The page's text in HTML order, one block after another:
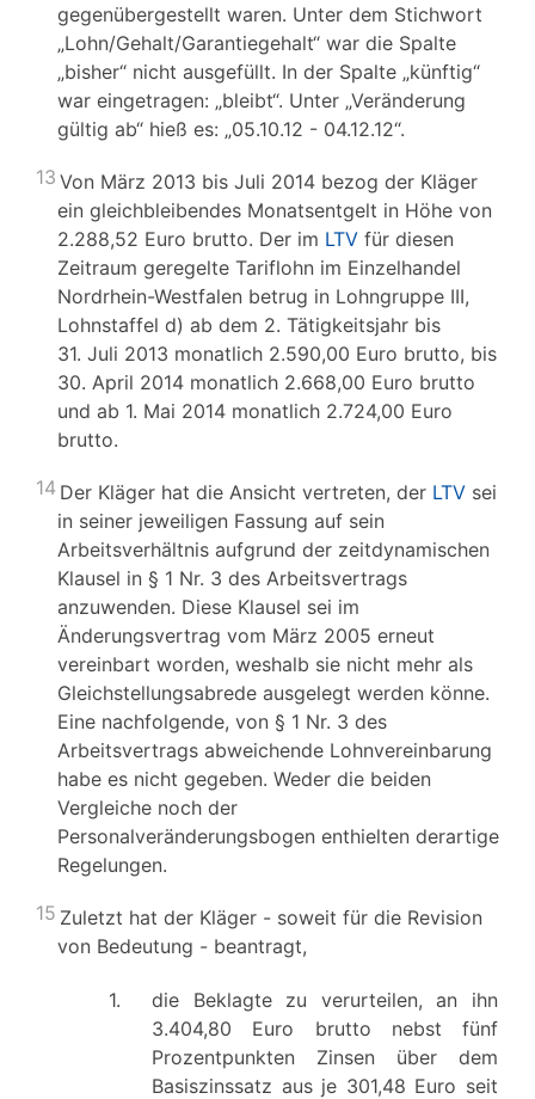
gegenübergestellt waren. Unter dem Stichwort
„Lohn/Gehalt/Garantiegehalt“ war die Spalte
„bisher“ nicht ausgefüllt. In der Spalte „künftig“
war eingetragen: „bleibt“. Unter „Veränderung
gültig ab“ hieß es: „05.10.12 - 04.12.12“.
13 Von März 2013 bis Juli 2014 bezog der Kläger
ein gleichbleibendes Monatsentgelt in Höhe von
2.288,52 Euro brutto. Der im LTV für diesen
Zeitraum geregelte Tariflohn im Einzelhandel
Nordrhein-Westfalen betrug in Lohngruppe III,
Lohnstaffel d) ab dem 2. Tätigkeitsjahr bis
31. Juli 2013 monatlich 2.590,00 Euro brutto, bis
30. April 2014 monatlich 2.668,00 Euro brutto
und ab 1. Mai 2014 monatlich 2.724,00 Euro
brutto.
14 Der Kläger hat die Ansicht vertreten, der LTV sei
in seiner jeweiligen Fassung auf sein
Arbeitsverhältnis aufgrund der zeitdynamischen
Klausel in § 1 Nr. 3 des Arbeitsvertrags
anzuwenden. Diese Klausel sei im
Änderungsvertrag vom März 2005 erneut
vereinbart worden, weshalb sie nicht mehr als
Gleichstellungsabrede ausgelegt werden könne.
Eine nachfolgende, von § 1 Nr. 3 des
Arbeitsvertrags abweichende Lohnvereinbarung
habe es nicht gegeben. Weder die beiden
Vergleiche noch der
Personalveränderungsbogen enthielten derartige
Regelungen.
15 Zuletzt hat der Kläger - soweit für die Revision
von Bedeutung - beantragt,
1.
die Beklagte zu verurteilen, an ihn
3.404,80 Euro brutto nebst fünf
Prozentpunkten Zinsen über dem
Basiszinssatz aus je 301,48 Euro seit